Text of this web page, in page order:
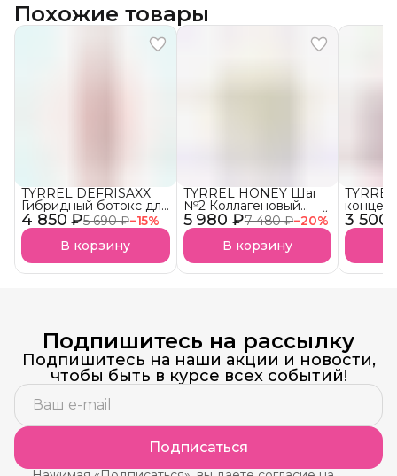
Похожие товары
4 850 ₽5 690 ₽−15%
TYRREL DEFRISAXX
Гибридный ботокс для
реконструкции волос
УСПЕЙ КУПИТЬ!
Уходит с рынка
В корзину
5 980 ₽7 480 ₽−20%
TYRREL HONEY Шаг
№2 Коллагеновый
реконструктор УСПЕЙ
КУПИТЬ! Уходит с
В корзину
3 500
Подпишитесь на рассылку
Подпишитесь на наши акции и новости,
чтобы быть в курсе всех событий!
Подписаться